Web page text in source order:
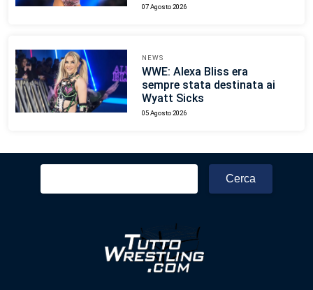
07 Agosto 2026
NEWS
WWE: Alexa Bliss era
sempre stata destinata ai
Wyatt Sicks
05 Agosto 2026
Ricerca